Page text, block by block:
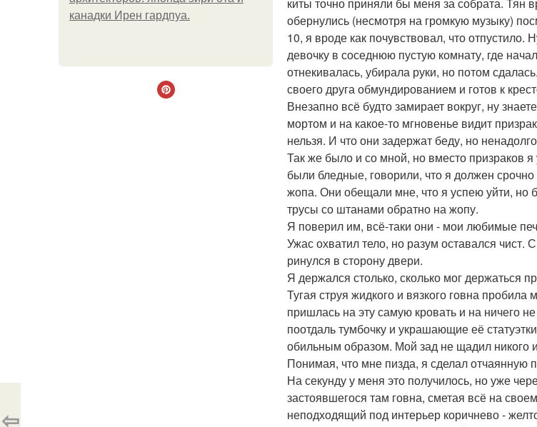
канадки Ирен гардпуа.
обернулись (несмотря на громкую музыку)
10, я вроде как почувствовал, что
девочку в соседнюю пустую комнату, где
отнекивалась, убирала руки, но потом
своего друга обмундированием и готов к
Внезапно всё будто замирает вокруг, ну
мортом и на какое-то мгновенье видит
нельзя. И что они задержат беду, но
Так же было и со мной, но вместо призраков
были бледные, говорили, что я должен
жопа. Они обещали мне, что я успею уйти, но
трусы со штанами обратно на жопу.
Я поверил им, всё-таки они - мои любимые
Ужас охватил тело, но разум оставался чист.
ринулся в сторону двери.
Я держался столько, сколько мог держаться
Тугая струя жидкого и вязкого говна
пришлась на эту самую кровать и на ничего
поотдаль тумбочку и украшающие её
обильным образом. Мой зад не щадил никого
Понимая, что мне пизда, я сделал отчаянную
На секунду у меня это получилось, но уже
застоявшегося там говна, сметая всё на
неподходящий под интерьер коричнево -
⇦